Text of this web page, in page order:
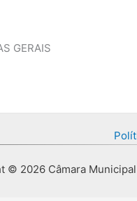
GERAIS
© 2026 Câmara